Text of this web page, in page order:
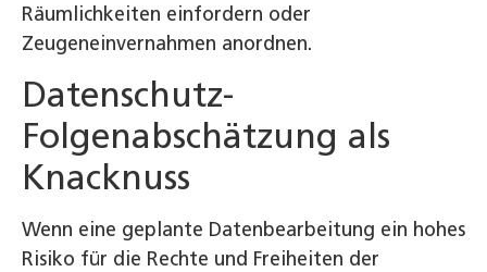
Räumlichkeiten einfordern oder
Zeugeneinvernahmen anordnen.
Datenschutz-
Folgenabschätzung als
Knacknuss
Wenn eine geplante Datenbearbeitung ein hohes
Risiko für die Rechte und Freiheiten der